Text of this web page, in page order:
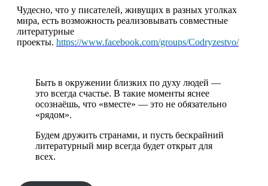
Чудесно, что у писателей, живущих в разных уголках
мира, есть возможность реализовывать совместные
литературные
проекты. https://www.facebook.com/groups/Codryzestvo/
Быть в окружении близких по духу людей —
это всегда счастье. В такие моменты яснее
осознаёшь, что «вместе» — это не обязательно
«рядом».
Будем дружить странами, и пусть бескрайний
литературный мир всегда будет открыт для
всех.